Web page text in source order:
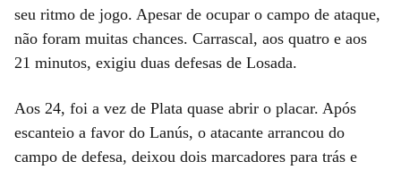
seu ritmo de jogo. Apesar de ocupar o campo de ataque,
não foram muitas chances. Carrascal, aos quatro e aos
21 minutos, exigiu duas defesas de Losada.
Aos 24, foi a vez de Plata quase abrir o placar. Após
escanteio a favor do Lanús, o atacante arrancou do
campo de defesa, deixou dois marcadores para trás e